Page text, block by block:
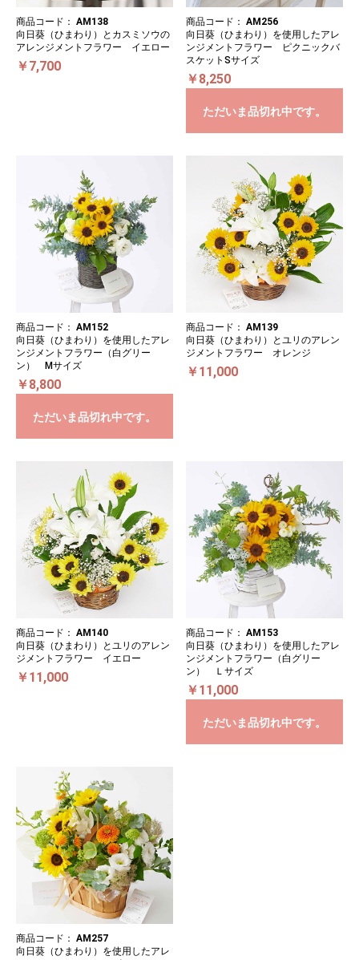
商品コード： AM138
向日葵（ひまわり）とカスミソウの
アレンジメントフラワー イエロー
￥7,700
商品コード： AM256
向日葵（ひまわり）を使用したアレ
ンジメントフラワー ピクニックバ
スケットSサイズ
￥8,250
ただいま品切れ中です。
商品コード： AM152
向日葵（ひまわり）を使用したアレ
ンジメントフラワー（白グリー
ン） Mサイズ
￥8,800
ただいま品切れ中です。
商品コード： AM139
向日葵（ひまわり）とユリのアレン
ジメントフラワー オレンジ
￥11,000
商品コード： AM140
向日葵（ひまわり）とユリのアレン
ジメントフラワー イエロー
￥11,000
商品コード： AM153
向日葵（ひまわり）を使用したアレ
ンジメントフラワー（白グリー
ン） Ｌサイズ
￥11,000
ただいま品切れ中です。
商品コード： AM257
向日葵（ひまわり）を使用したアレ